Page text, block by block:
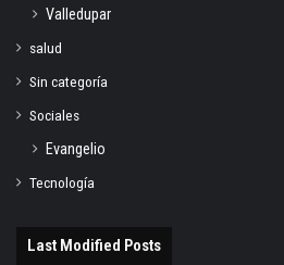
Valledupar
salud
Sin categoría
Sociales
Evangelio
Tecnología
Last Modified Posts